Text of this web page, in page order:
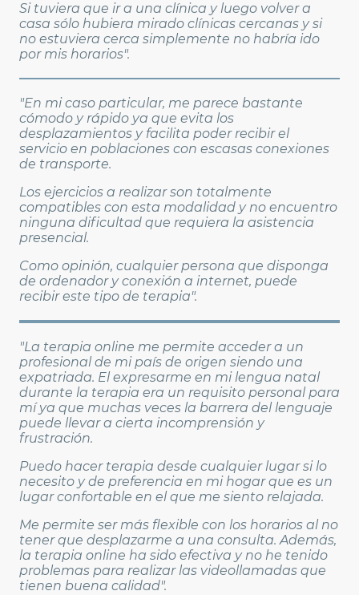
Si tuviera que ir a una clínica y luego volver a
casa sólo hubiera mirado clínicas cercanas y si
no estuviera cerca simplemente no habría ido
por mis horarios".
"En mi caso particular, me parece bastante
cómodo y rápido ya que evita los
desplazamientos y facilita poder recibir el
servicio en poblaciones con escasas conexiones
de transporte.
Los ejercicios a realizar son totalmente
compatibles con esta modalidad y no encuentro
ninguna dificultad que requiera la asistencia
presencial.
Como opinión, cualquier persona que disponga
de ordenador y conexión a internet, puede
recibir este tipo de terapia".
"La terapia online me permite acceder a un
profesional de mi país de origen siendo una
expatriada. El expresarme en mi lengua natal
durante la terapia era un requisito personal para
mí ya que muchas veces la barrera del lenguaje
puede llevar a cierta incomprensión y
frustración.
Puedo hacer terapia desde cualquier lugar si lo
necesito y de preferencia en mi hogar que es un
lugar confortable en el que me siento relajada.
Me permite ser más flexible con los horarios al no
tener que desplazarme a una consulta. Además,
la terapia online ha sido efectiva y no he tenido
problemas para realizar las videollamadas que
tienen buena calidad".